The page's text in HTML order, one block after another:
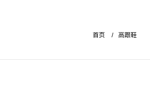
首页 高跟鞋